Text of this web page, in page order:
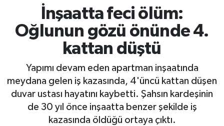
İnşaatta feci ölüm:
Oğlunun gözü önünde 4.
kattan düştü
Yapımı devam eden apartman inşaatında
meydana gelen iş kazasında, 4'üncü kattan düşen
duvar ustası hayatını kaybetti. Şahsın kardeşinin
de 30 yıl önce inşaatta benzer şekilde iş
kazasında öldüğü ortaya çıktı.